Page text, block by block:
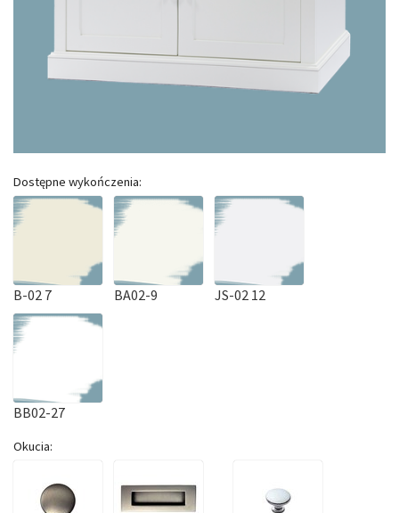
Dostępne wykończenia:
B-02 7 BA02-9 JS-02 12
BB02-27
Okucia: